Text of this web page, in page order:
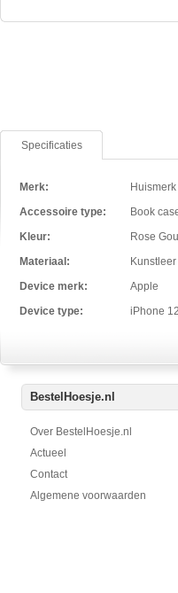
Specificaties
Merk:
Accessoire type:
Book
Kleur:
Rose
Materiaal:
Kunstleer
Device merk:
Apple
Device type:
iPhone
BestelHoesje.nl
Over BestelHoesje.nl
Actueel
Contact
Algemene voorwaarden